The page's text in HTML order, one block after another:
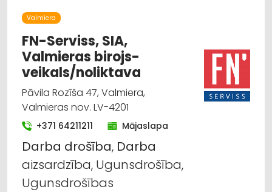
Valmiera
FN-Serviss, SIA,
Valmieras birojs-
veikals/noliktava
Pāvila Rozīša 47, Valmiera,
Valmieras nov. LV-4201
+371 64211211 Mājaslapa
Darba drošība, Darba
aizsardzība, Ugunsdrošība,
Ugunsdrošības